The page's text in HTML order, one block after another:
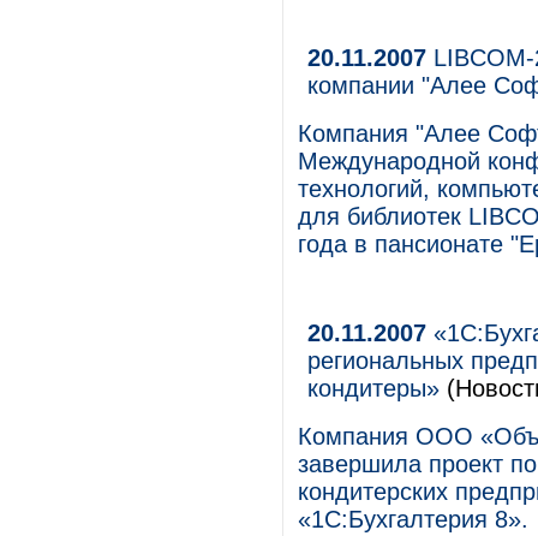
20.11.2007
компании "Алее
Компания "Алее
Международной
технологий,
для библиотек
года в пансионате
20.11.2007
региональных
кондитеры»
Компания ООО
завершила проект
кондитерских
«1С:Бухгалтерия 8».